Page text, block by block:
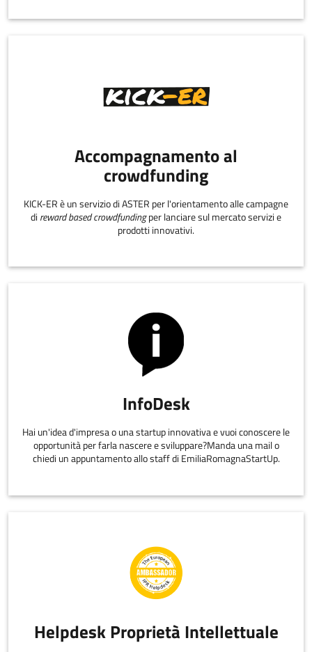
Accompagnamento al
crowdfunding
KICK-ER è un servizio di ASTER per l'orientamento alle campagne
di reward based crowdfundingper lanciare sul mercato servizi e
prodotti innovativi.
InfoDesk
Hai un'idea d'impresa o una startup innovativa e vuoi conoscere le
opportunità per farla nascere e sviluppare?Manda una mail o
chiedi un appuntamento allo staff di EmiliaRomagnaStartUp.
Helpdesk Proprietà Intellettuale